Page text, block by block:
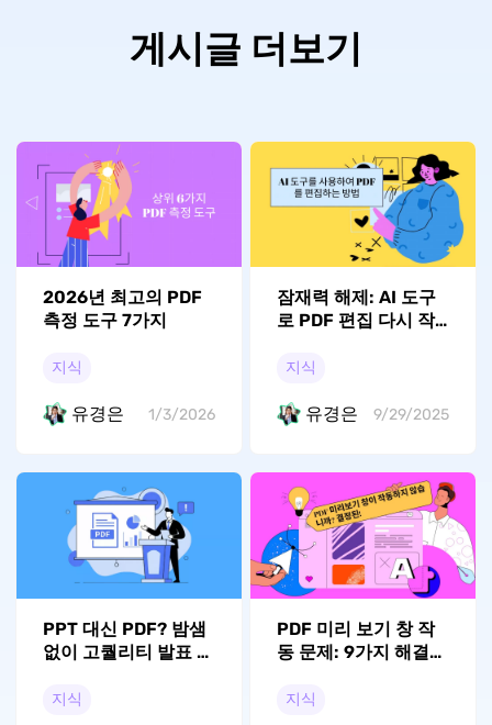
게시글 더보기
2026년 최고의 PDF
측정 도구 7가지
지식
유경은 1/3/2026
잠재력 해제: AI 도구
로 PDF 편집 다시 작
지식
유경은 9/29/2025
PPT 대신 PDF? 밤샘
없이 고퀄리티 발표 자
지식
PDF 미리 보기 창 작
동 문제: 9가지 해결
지식